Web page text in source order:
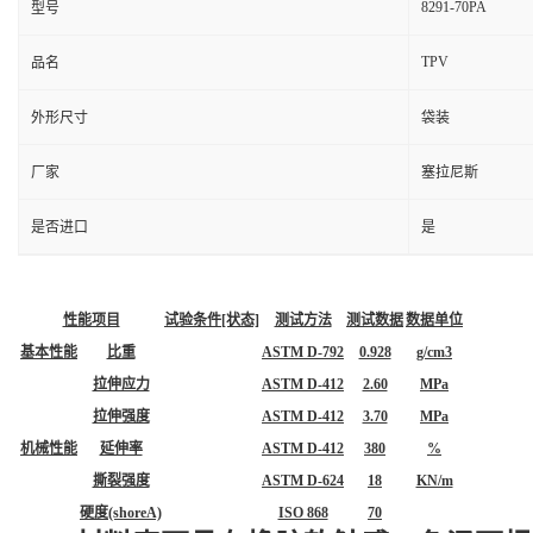
型号 8291-70PA
品名 TPV
外形尺寸 袋装
厂家 塞拉尼斯
是否进口 是
性能项目 试验条件[状态] 测试方法 测试数据数据单位
基本性能
比重 ASTM D-792 0.928 g/cm3
机械性能
拉伸应力 ASTM D-412 2.60
MPa
拉伸强度
ASTM D-412 3.70
MPa
延伸率
ASTM D-412 380
%
撕裂强度
ASTM D-624 18
KN/m
硬度(shoreA)
ISO 868 70